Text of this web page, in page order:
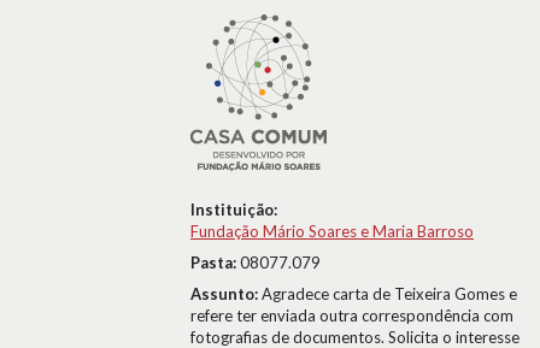
Instituição:
Fundação Mário Soares e Maria Barroso
Pasta:08077.079
Assunto:Agradece carta de Teixeira Gomes e
refere ter enviada outra correspondência com
fotografias de documentos. Solicita o interesse